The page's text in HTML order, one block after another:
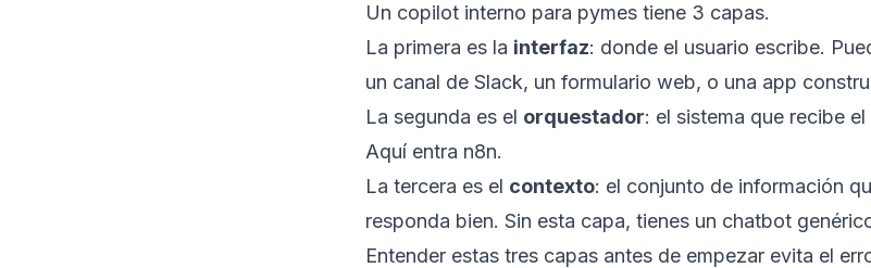
Un copilot interno para pymes tiene 3 capas.
La primera es la interfaz: donde el usuario escribe.
un canal de Slack, un formulario web, o una app
La segunda es el orquestador: el sistema que recibe
Aquí entra n8n.
La tercera es el contexto: el conjunto de información
responda bien. Sin esta capa, tienes un chatbot
Entender estas tres capas antes de empezar evita el